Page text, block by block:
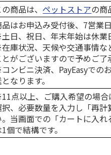
の商品は、ペットストアの商
品はお申込み受付後、7営業
日、祝日、年末年始は休業
庫状況、天候や交通事情な
とがございますので予めご了
ンビニ決済、PayEasyでの
なります。
点以上、ご購入希望の場
択、必要数量を入力し「再
。当画面での「カートに入
個で結構です。